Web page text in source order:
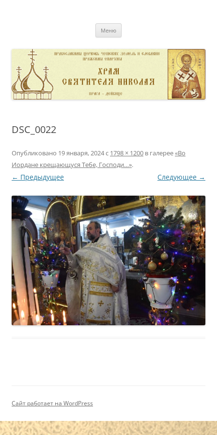
Меню
DSC_0022
Опубликовано 19 января, 2024с 1798 × 1200 в галерее«Во
Иордане крещающуся Тебе, Господи…».
← Предыдущее Следующее →
Сайт работает на WordPress